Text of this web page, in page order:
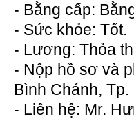
- Bằng cấp:
- Sức khỏe: Tốt.
- Lương: Thỏa
- Nộp hồ sơ và
Bình Chánh, Tp.
- Liên hệ: Mr.